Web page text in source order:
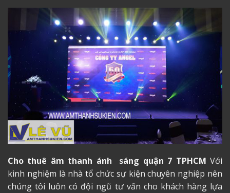
Cho thuê âm thanh ánh sáng quận 7 TPHCM Với
kinh nghiệm là nhà tổ chức sự kiện chuyên nghiệp nên
chúng tôi luôn có đội ngũ tư vấn cho khách hàng lựa